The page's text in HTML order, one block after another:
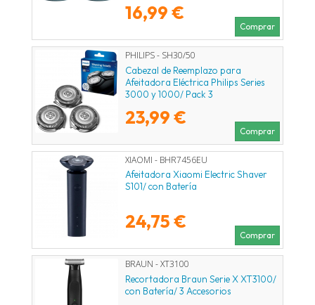
16,99 €
Comprar
PHILIPS - SH30/50
Cabezal de Reemplazo para
Afeitadora Eléctrica Philips Series
3000 y 1000/ Pack 3
23,99 €
Comprar
XIAOMI - BHR7456EU
Afeitadora Xiaomi Electric Shaver
S101/ con Batería
24,75 €
Comprar
BRAUN - XT3100
Recortadora Braun Serie X XT3100/
con Batería/ 3 Accesorios